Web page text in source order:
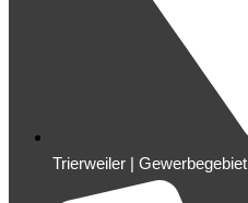
Trierweiler | Gewerbegebiet